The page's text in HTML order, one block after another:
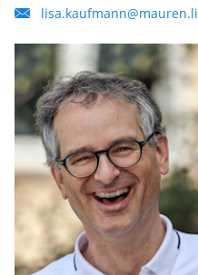
lisa.kaufmann@mauren.li